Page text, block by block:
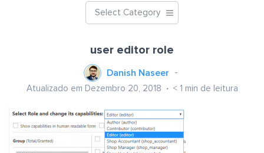
Select Category
user editor role
Danish Naseer
Atualizado em Dezembro 20, 2018 < 1 min de leitura